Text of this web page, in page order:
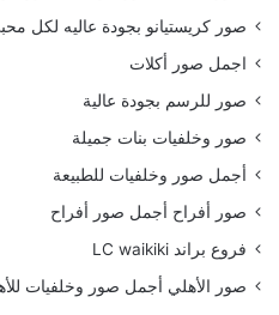
صور كريستيانو بجودة عاليه لكل
اجمل صور أكلات
صور للرسم بجودة عالية
صور وخلفيات بنات جميلة
أجمل صور وخلفيات للطبيعة
صور أفراح أجمل صور أفراح
فروع براند LC waikiki
صور الأهلي أجمل صور وخلفيات